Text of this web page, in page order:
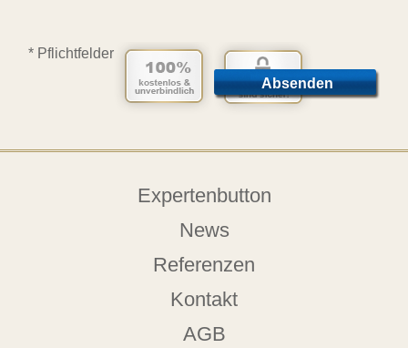
* Pflichtfelder
Expertenbutton
News
Referenzen
Kontakt
AGB